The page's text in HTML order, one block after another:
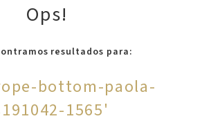
Ops!
resultados para:
bottom-paola-
1565'